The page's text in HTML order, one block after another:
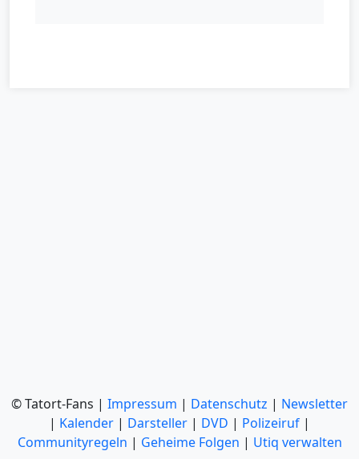
© Tatort-Fans | Impressum | Datenschutz | Newsletter
| Kalender | Darsteller | DVD | Polizeiruf |
Communityregeln | Geheime Folgen | Utiq verwalten